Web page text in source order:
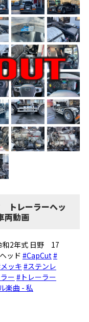
レーラーヘッ
動画
和2年式 日野 17
ッド #CapCut #
ッキ#ステンレ
ー#トレーラー
楽曲 - 私